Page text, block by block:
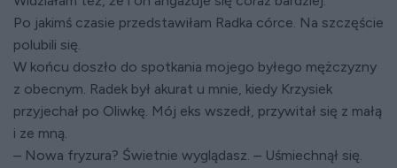
Po jakimś czasie przedstawiłam Radka córce. Na szczęście
polubili się.
W końcu doszło do spotkania mojego byłego mężczyzny
z obecnym. Radek był akurat u mnie, kiedy Krzysiek
przyjechał po Oliwkę. Mój eks wszedł, przywitał się z małą
i ze mną.
– Nowa fryzura? Świetnie wyglądasz. – Uśmiechnął się.